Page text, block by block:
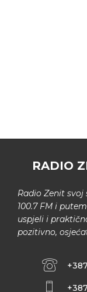
RADIO
Radio Zenit
100.7 FM i
uspjeli i
pozitivno,